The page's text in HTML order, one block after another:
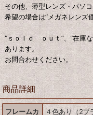
その他、薄型レンズ・パソ
希望の場合は”メガネレンズ
”ｓｏｌｄ ｏｕｔ”、”在庫
あります。
お問合わせください。
商品詳細
フレームカ
４色あり（2